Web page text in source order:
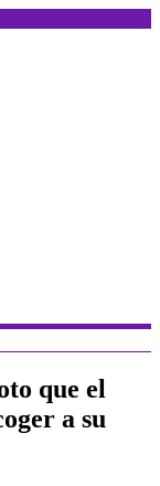
que el
a su